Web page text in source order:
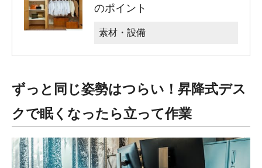
のポイント
素材・設備
ずっと同じ姿勢はつらい！昇降式デス
クで眠くなったら立って作業